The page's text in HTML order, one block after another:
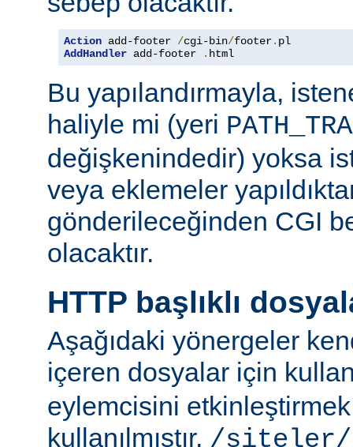
Action add-footer /cgi-bin/footer.
AddHandler add-footer . html
Bu yapılandırmayla,
haliyle mi (yeri
değişkenindedir) yoksa
veya eklemeler
gönderileceğinden CGI
olacaktır.
HTTP başlıklı
Aşağıdaki yönergeler
içeren dosyalar için
eylemcisini
kullanılmıştır. /siteler/